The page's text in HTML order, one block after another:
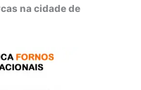
na cidade de